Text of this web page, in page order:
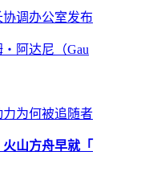
调办公室发布
阿达尼（Gau
力为何被追随者
山方舟早就「